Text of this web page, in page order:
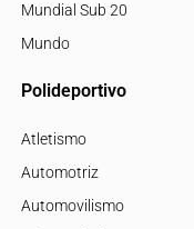
Mundial Sub 20
Mundo
Polideportivo
Atletismo
Automotriz
Automovilismo